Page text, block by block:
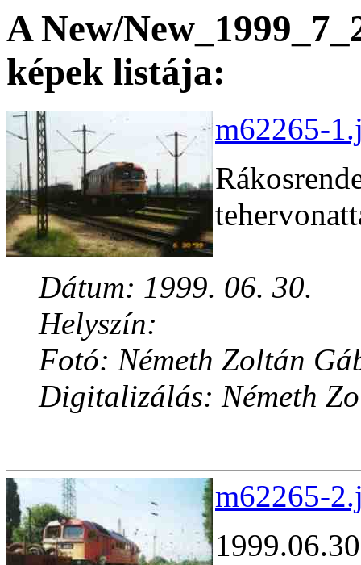
A New/
képek listája:
m62265-
Dátum: 1999. 06. 30.
Helyszín:
Fotó: Németh Zoltán
Digitalizálás: Németh
m62265-